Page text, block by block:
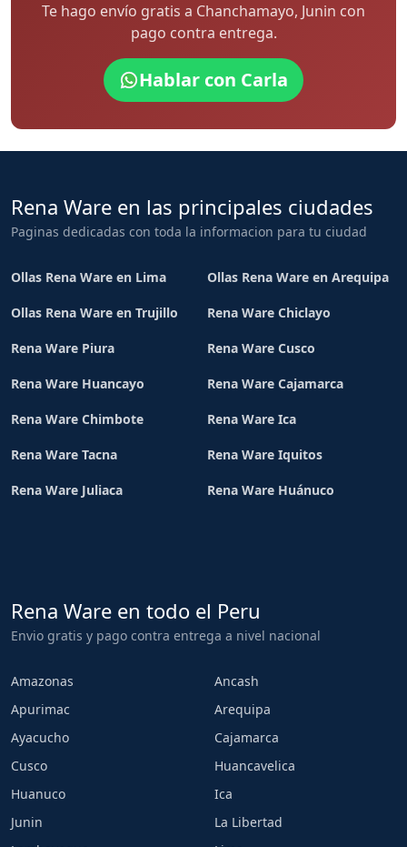
Te hago envío gratis a Chanchamayo, Junin con
pago contra entrega.
Hablar con Carla
Rena Ware en las principales ciudades
Paginas dedicadas con toda la informacion para tu ciudad
Ollas Rena Ware en Lima Ollas Rena Ware en Arequipa
Ollas Rena Ware en Trujillo Rena Ware Chiclayo
Rena Ware Piura Rena Ware Cusco
Rena Ware Huancayo Rena Ware Cajamarca
Rena Ware Chimbote Rena Ware Ica
Rena Ware Tacna Rena Ware Iquitos
Rena Ware Juliaca Rena Ware Huánuco
Rena Ware en todo el Peru
Envio gratis y pago contra entrega a nivel nacional
Amazonas
Ancash
Apurimac
Arequipa
Ayacucho
Cajamarca
Cusco
Huancavelica
Huanuco
Ica
Junin
La Libertad